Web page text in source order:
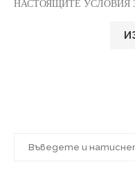
НАСТОЯЩИТЕ УСЛОВИЯ